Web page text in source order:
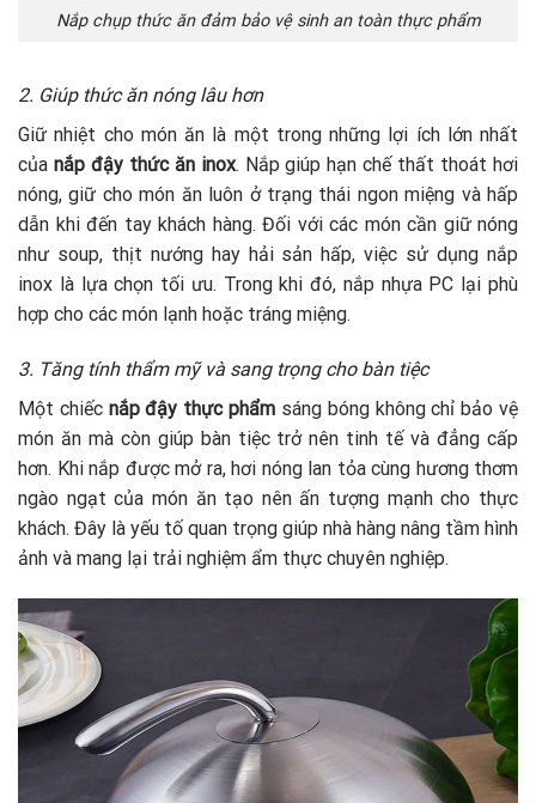
Nắp chụp thức ăn đảm bảo vệ sinh an toàn thực phẩm
2. Giúp thức ăn nóng lâu hơn
Giữ nhiệt cho món ăn là một trong những lợi ích lớn nhất
của nắp đậy thức ăn inox. Nắp giúp hạn chế thất thoát hơi
nóng, giữ cho món ăn luôn ở trạng thái ngon miệng và hấp
dẫn khi đến tay khách hàng. Đối với các món cần giữ nóng
như soup, thịt nướng hay hải sản hấp, việc sử dụng nắp
inox là lựa chọn tối ưu. Trong khi đó, nắp nhựa PC lại phù
hợp cho các món lạnh hoặc tráng miệng.
3. Tăng tính thẩm mỹ và sang trọng cho bàn tiệc
Một chiếc nắp đậy thực phẩm sáng bóng không chỉ bảo vệ
món ăn mà còn giúp bàn tiệc trở nên tinh tế và đẳng cấp
hơn. Khi nắp được mở ra, hơi nóng lan tỏa cùng hương thơm
ngào ngạt của món ăn tạo nên ấn tượng mạnh cho thực
khách. Đây là yếu tố quan trọng giúp nhà hàng nâng tầm hình
ảnh và mang lại trải nghiệm ẩm thực chuyên nghiệp.